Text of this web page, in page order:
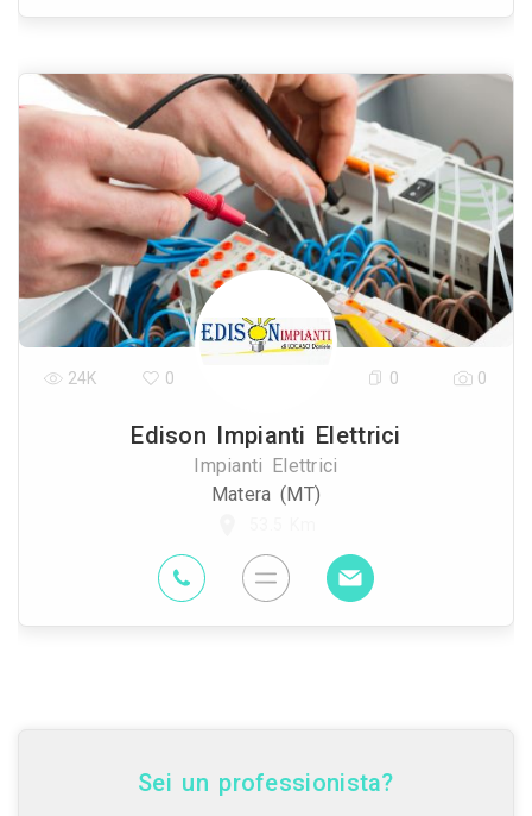
Edison Impianti Elettrici
Impianti Elettrici
Matera (MT)
24K 0 0 0
Sei un professionista?